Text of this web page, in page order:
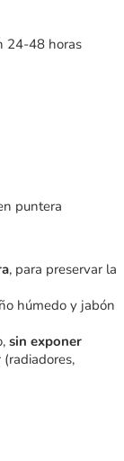
24-48 horas
puntera
, para preservar la
húmedo y jabón
sin exponer
(radiadores,